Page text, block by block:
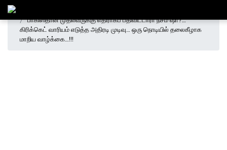
பாகிஸ்தான் முதல்வருக்கு எதிராகப் பதிவிட்டாரா நசீம் ஷா?…
கிரிக்கெட் வாரியம் எடுத்த அதிரடி முடிவு… ஒரு நொடியில் தலைகீழாக
மாறிய வாழ்க்கை…!!!